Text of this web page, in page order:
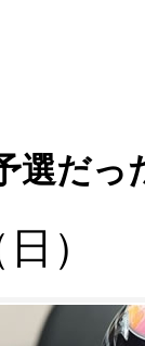
選だっ
）